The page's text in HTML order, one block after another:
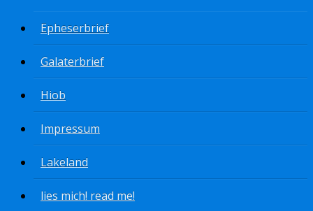
Epheserbrief
Galaterbrief
Hiob
Impressum
Lakeland
lies mich! read me!